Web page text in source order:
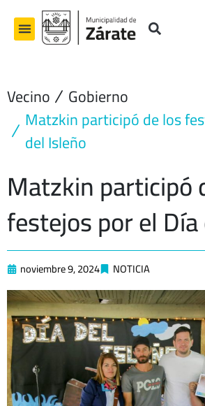
contenido
Vecino Gobierno
Matzkin participó de los
del Isleño
Matzkin participó
festejos por el
noviembre 9, 2024 NOTICIA